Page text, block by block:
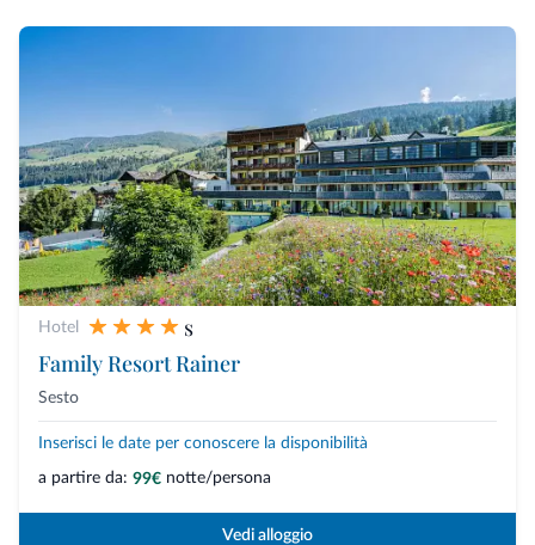
Hotel
s
Family Resort Rainer
Sesto
Inserisci le date per conoscere la disponibilità
a partire da: 99€ notte/persona
Vedi alloggio